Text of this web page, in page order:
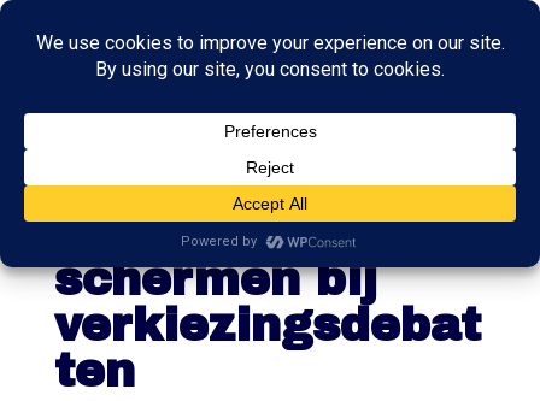
Podcast De Dag:
achter de
schermen bij
verkiezingsdebat
ten